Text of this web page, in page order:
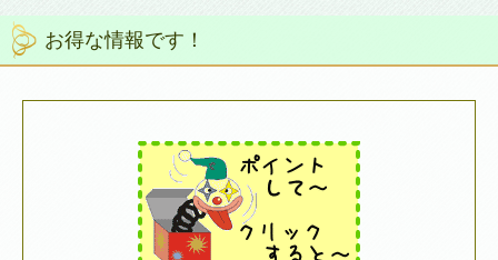
お得な情報です！